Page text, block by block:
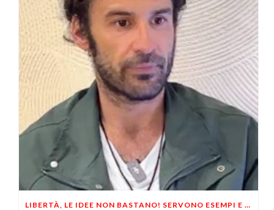
LIBERTÀ, LE IDEE NON BASTANO! SERVONO ESEMPI E UN PO’ DI COERENZA